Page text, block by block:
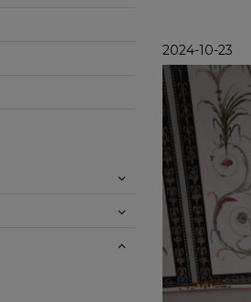
2024-10-23